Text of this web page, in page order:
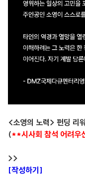
<소영의 노력> 펀딩 리
(**시사회 참석 어려우
>>
[작성하기]